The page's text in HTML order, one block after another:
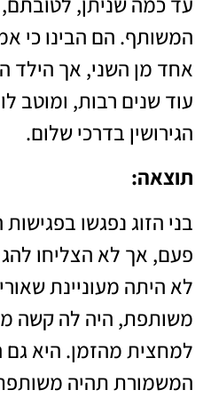
המשותף. הם הבינו כי
אחד מן השני, אך הילד
עוד שנים רבות, ומוטב
הגירושין בדרכי שלום.
תוצאה:
בני הזוג נפגשו
פעם, אך לא הצליחו
לא היתה מעוניינת
משותפת, היה לה קשה
למחצית מהזמן. היא גם
המשמורת תהיה